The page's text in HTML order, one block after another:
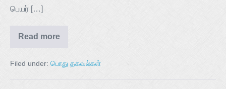
பெயர் […]
Read more
Filed under: பொது தகவல்கள்